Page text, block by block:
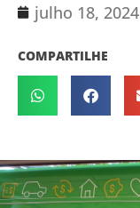
julho 18, 2024
COMPARTILHE